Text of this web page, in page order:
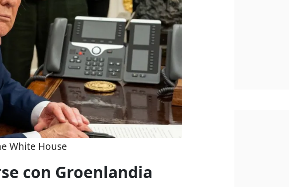
White House
con Groenlandia